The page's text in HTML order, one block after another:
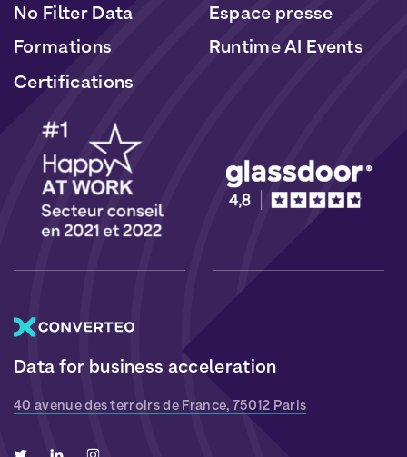
Data for business acceleration
40 avenue des terroirs de France, 75012 Paris
No Filter Data
Formations
Espace presse
Runtime AI Events
Certifications